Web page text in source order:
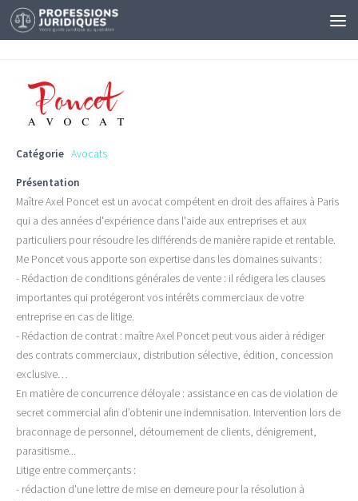
Catégorie Avocats
Présentation
Maître Axel Poncet est un avocat compétent en droit des affaires à Paris
qui a des années d'expérience dans l'aide aux entreprises et aux
particuliers pour résoudre les différends de manière rapide et rentable.
Me Poncet vous apporte son expertise dans les domaines suivants :
- Rédaction de conditions générales de vente : il rédigera les clauses
importantes qui protégeront vos intérêts commerciaux de votre
entreprise en cas de litige.
- Rédaction de contrat : maître Axel Poncet peut vous aider à rédiger
des contrats commerciaux, distribution sélective, édition, concession
exclusive…
En matière de concurrence déloyale : assistance en cas de violation de
secret commercial afin d’obtenir une indemnisation. Intervention lors de
braconnage de personnel, détournement de clients, dénigrement,
parasitisme...
Litige entre commerçants :
- rédaction d'une lettre de mise en demeure pour la résolution à